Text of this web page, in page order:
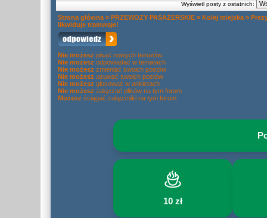
Wyświetl posty z ostatnich:
Strona główna » PRZEWOZY PASAŻERSKIE » Kolej miejska »
likwiduje tramwaje!
Nie możesz pisać nowych tematów
Nie możesz odpowiadać w tematach
Nie możesz zmieniać swoich postów
Nie możesz usuwać swoich postów
Nie możesz głosować w ankietach
Nie możesz załączać plików na tym forum
Możesz ściągać załączniki na tym forum
10 zł